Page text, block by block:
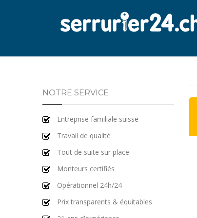
NOTRE SERVICE
Entreprise familiale suisse
Travail de qualité
Tout de suite sur place
Monteurs certifiés
Opérationnel 24h/24
Prix transparents & équitables